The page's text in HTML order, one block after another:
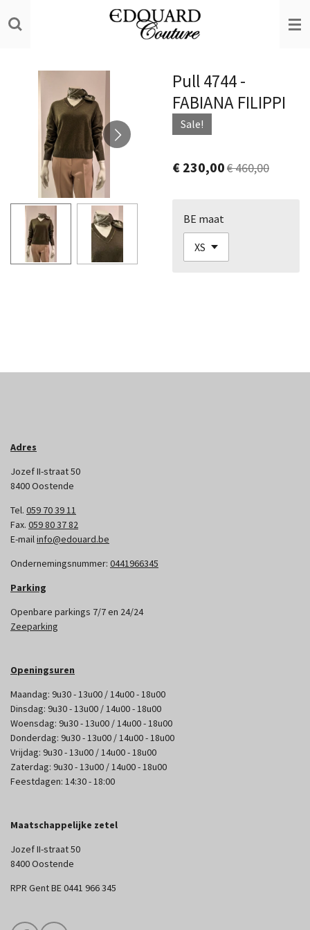
direct
Pull 4744 -
FABIANA FILIPPI
Sale!
€ 230,00€ 460,00
BE maat
Adres
Jozef II-straat 50
8400 Oostende
Tel. 059 70 39 11
Fax. 059 80 37 82
E-mailinfo@edouard.be
Ondernemingsnummer: 0441966345
Parking
Openbare parkings 7/7 en 24/24
Zeeparking
Openingsuren
Maandag: 9u30 - 13u00 / 14u00 - 18u00
Dinsdag: 9u30 - 13u00 / 14u00 - 18u00
Woensdag: 9u30 - 13u00 / 14u00 - 18u00
Donderdag: 9u30 - 13u00 / 14u00 - 18u00
Vrijdag: 9u30 - 13u00 / 14u00 - 18u00
Zaterdag: 9u30 - 13u00 / 14u00 - 18u00
Feestdagen: 14:30 - 18:00
Maatschappelijke zetel
Jozef II-straat 50
8400 Oostende
RPR Gent BE 0441 966 345